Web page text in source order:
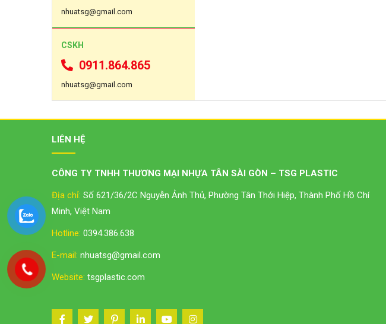
nhuatsg@gmail.com
CSKH
0911.864.865
nhuatsg@gmail.com
LIÊN HỆ
CÔNG TY TNHH THƯƠNG MẠI NHỰA TÂN SÀI GÒN – TSG PLASTIC
Địa chỉ: Số 621/36/2C Nguyễn Ảnh Thủ, Phường Tân Thới Hiệp, Thành Phố Hồ Chí
Minh, Việt Nam
Hotline: 0394.386.638
E-mail: nhuatsg@gmail.com
Website: tsgplastic.com